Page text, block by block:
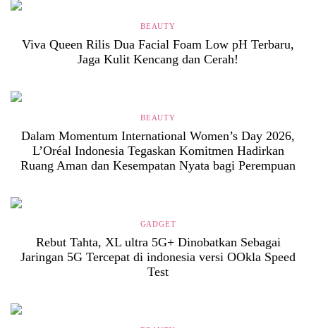
BEAUTY
Viva Queen Rilis Dua Facial Foam Low pH Terbaru,
Jaga Kulit Kencang dan Cerah!
BEAUTY
Dalam Momentum International Women’s Day 2026,
L’Oréal Indonesia Tegaskan Komitmen Hadirkan
Ruang Aman dan Kesempatan Nyata bagi Perempuan
GADGET
Rebut Tahta, XL ultra 5G+ Dinobatkan Sebagai
Jaringan 5G Tercepat di indonesia versi OOkla Speed
Test